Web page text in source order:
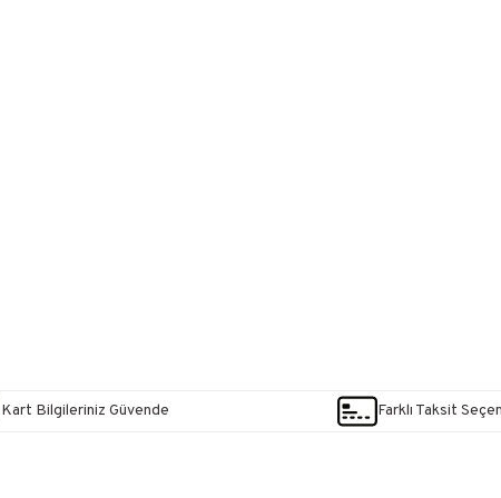
Kart Bilgileriniz Güvende Farklı Taksit